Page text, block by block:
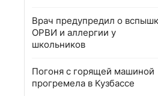
Врач предупредил о
ОРВИ и аллергии у
школьников
Погоня с горящей машиной
прогремела в Кузбассе